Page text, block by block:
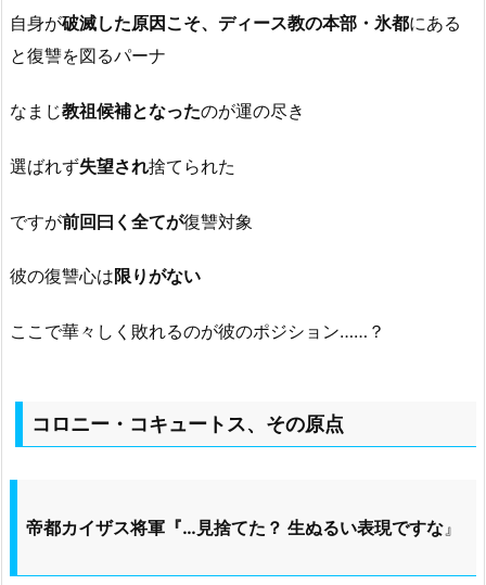
自身が破滅した原因こそ、ディース教の本部・氷都にある
と復讐を図るパーナ
なまじ教祖候補となったのが運の尽き
選ばれず失望され捨てられた
ですが前回曰く全てが復讐対象
彼の復讐心は限りがない
ここで華々しく敗れるのが彼のポジション……？
コロニー・コキュートス、その原点
帝都カイザス将軍『…見捨てた？ 生ぬるい表現ですな 』